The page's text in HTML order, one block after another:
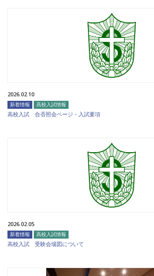
2026.02.10
新着情報 高校入試情報
高校入試 合否照会ページ・入試要項
2026.02.05
新着情報 高校入試情報
高校入試 受験会場図について